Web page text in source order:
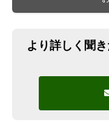
より詳しく聞